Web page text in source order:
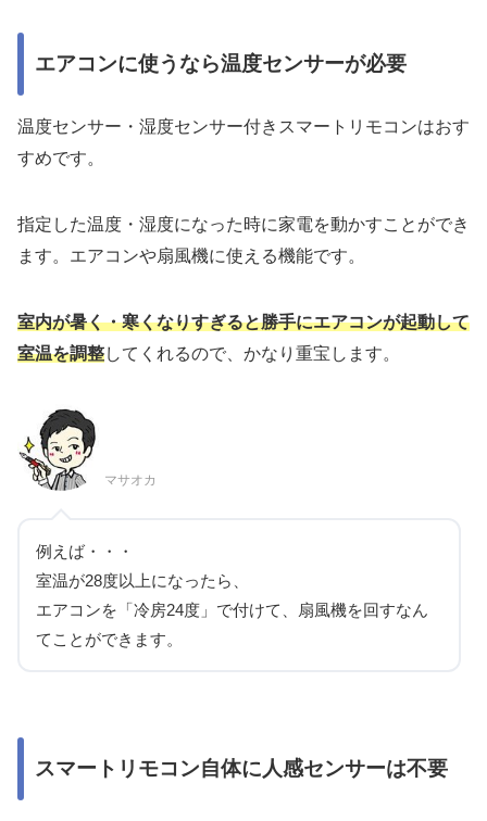
エアコンに使うなら温度センサーが必要
温度センサー・湿度センサー付きスマートリモコンはおす
すめです。
指定した温度・湿度になった時に家電を動かすことができ
ます。エアコンや扇風機に使える機能です。
室内が暑く・寒くなりすぎると勝手にエアコンが起動して
室温を調整してくれるので、かなり重宝します。
マサオカ
例えば・・・
室温が28度以上になった ら、
エアコンを「冷房24度」で付けて、扇風機を回すなん
てことができます。
スマートリモコン自体に人感センサーは不要